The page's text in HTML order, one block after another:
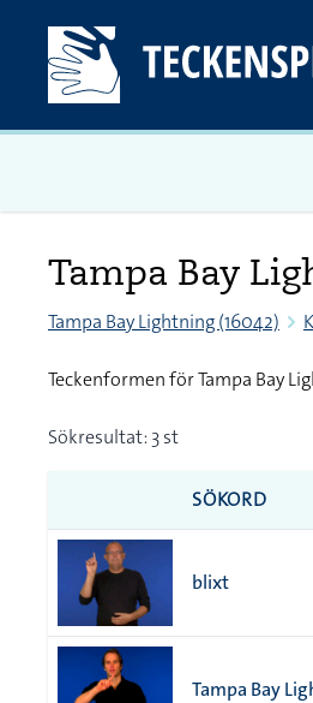
Tampa Bay
Tampa Bay Lightning (16042)
Teckenformen för Tampa Bay
Sökresultat: 3 st
SÖKORD
blixt
Tampa Bay